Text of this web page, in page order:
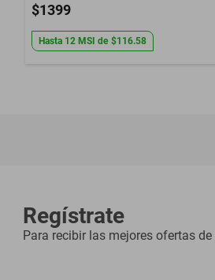
$1399
Hasta 12 MSI de $116.58
Regístrate
Para recibir las mejores ofertas de